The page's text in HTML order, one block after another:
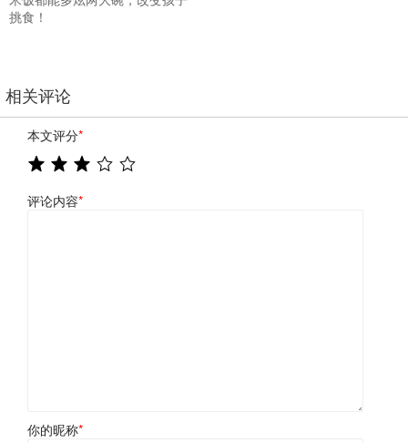
挑食！
相关评论
本文评分*
评论内容*
你的昵称*